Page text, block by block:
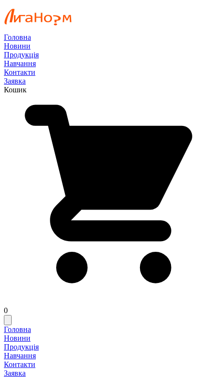
Головна
Новини
Продукція
Навчання
Контакти
Заявка
Кошик
0
Головна
Новини
Продукція
Навчання
Контакти
Заявка